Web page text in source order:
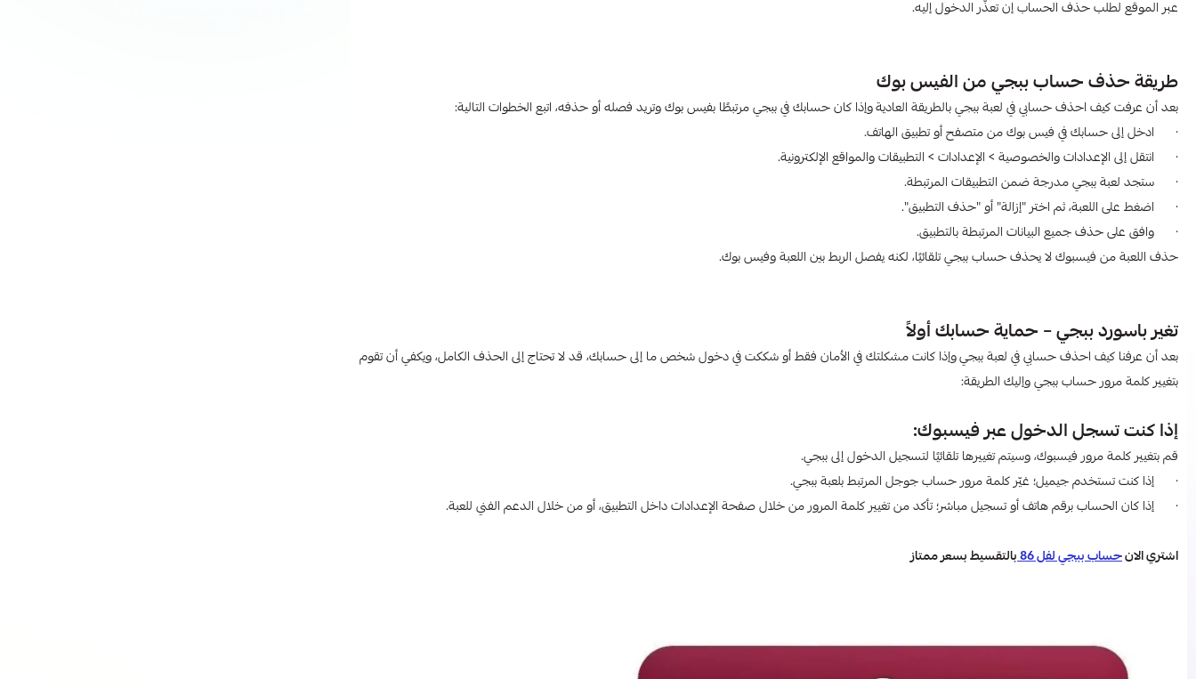
عبر الموقع لطلب حذف الحساب إن تعذّر الدخول إليه.
طريقة حذف حساب ببجي من الفيس بوك
بعد أن عرفت كيف احذف حسابي في لعبة ببجي​ بالطريقة العاديةوإذا كان حسابك في ببجي مرتبطًا بفيس بوك وتريد فصله أو حذفه، اتبع الخطوات التالية:
· ادخل إلى حسابك في فيس بوك من متصفح أو تطبيق الهاتف.
· انتقل إلى الإعدادات والخصوصية > الإعدادات > التطبيقات والمواقع الإلكترونية.
· ستجد لعبة ببجي مدرجة ضمن التطبيقات المرتبطة.
· اضغط على اللعبة، ثم اختر "إزالة" أو "حذف التطبيق".
· وافق على حذف جميع البيانات المرتبطة بالتطبيق.
حذف اللعبة من فيسبوك لا يحذف حساب ببجي تلقائيًا، لكنه يفصل الربط بين اللعبة وفيس بوك.
تغير باسورد ببجي – حماية حسابك أولاً
بعد أن عرفنا كيف احذف حسابي في لعبة ببجيوإذا كانت مشكلتك في الأمان فقط أو شككت في دخول شخص ما إلى حسابك، قد لا تحتاج إلى الحذف الكامل، ويكفي أن تقوم
بتغيير كلمة مرور حساب ببجي وإليك الطريقة:
إذا كنت تسجل الدخول عبر فيسبوك:
قم بتغيير كلمة مرور فيسبوك، وسيتم تغييرها تلقائيًا لتسجيل الدخول إلى ببجي.
· إذا كنت تستخدم جيميل؛ غيّر كلمة مرور حساب جوجل المرتبط بلعبة ببجي.
· إذا كان الحساب برقم هاتف أو تسجيل مباشر؛ تأكد من تغيير كلمة المرور من خلال صفحة الإعدادات داخل التطبيق، أو من خلال الدعم الفني للعبة.
اشتري الانحساب ببجي لفل 86 بالتقسيط بسعر ممتاز